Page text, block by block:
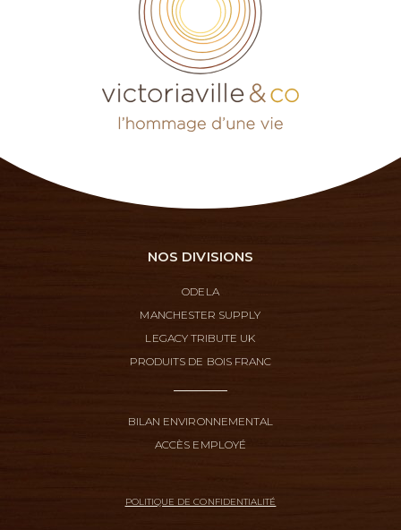
NOS DIVISIONS
ODELA
MANCHESTER SUPPLY
LEGACY TRIBUTE UK
PRODUITS DE BOIS FRANC
BILAN ENVIRONNEMENTAL
ACCÈS EMPLOYÉ
POLITIQUE DE CONFIDENTIALITÉ